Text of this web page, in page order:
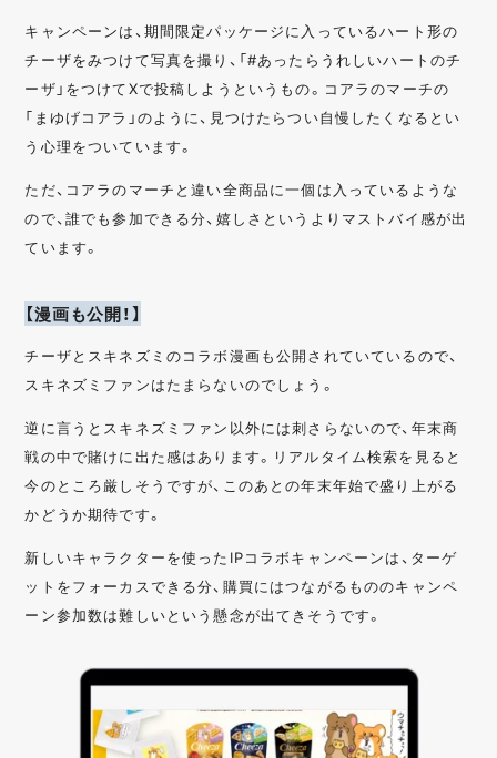
キャンペーンは、期間限定パッケージに入っているハート形の
チーザをみつけて写真を撮り、「#あったらうれしいハートのチ
ーザ」をつけてXで投稿しようというもの。コアラのマーチの
「まゆげコアラ」のように、見つけたらつい自慢したくなるとい
う心理をついています。
ただ、コアラのマーチと違い全商品に一個は入っているような
ので、誰でも参加できる分、嬉しさというよりマストバイ感が出
ています。
【漫画も公開！】
チーザとスキネズミのコラボ漫画も公開されていているので、
スキネズミファンはたまらないのでしょう。
逆に言うとスキネズミファン以外には刺さらないので、年末商
戦の中で賭けに出た感はあります。リアルタイム検索を見ると
今のところ厳しそうですが、このあとの年末年始で盛り上がる
かどうか期待です。
新しいキャラクターを使ったIPコラボキャンペーンは、ターゲ
ットをフォーカスできる分、購買にはつながるもののキャンペ
ーン参加数は難しいという懸念が出てきそうです。